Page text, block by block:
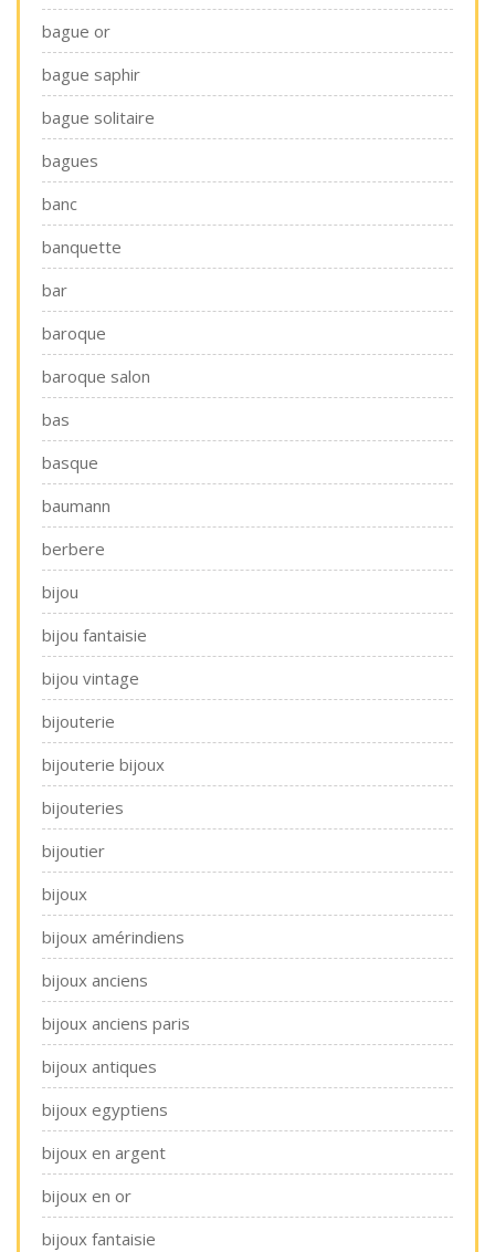
bague or
bague saphir
bague solitaire
bagues
banc
banquette
bar
baroque
baroque salon
bas
basque
baumann
berbere
bijou
bijou fantaisie
bijou vintage
bijouterie
bijouterie bijoux
bijouteries
bijoutier
bijoux
bijoux amérindiens
bijoux anciens
bijoux anciens paris
bijoux antiques
bijoux egyptiens
bijoux en argent
bijoux en or
bijoux fantaisie